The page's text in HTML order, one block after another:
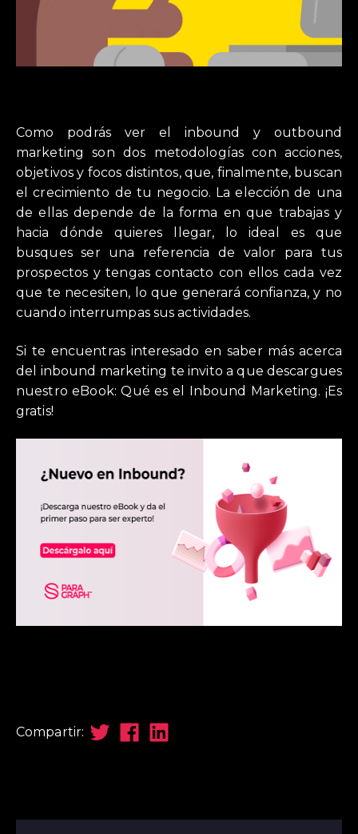
Como podrás ver el inbound y outbound
marketing son dos metodologías con acciones,
objetivos y focos distintos, que, finalmente, buscan
el crecimiento de tu negocio. La elección de una
de ellas depende de la forma en que trabajas y
hacia dónde quieres llegar, lo ideal es que
busques ser una referencia de valor para tus
prospectos y tengas contacto con ellos cada vez
que te necesiten, lo que generará confianza, y no
cuando interrumpas sus actividades.
Si te encuentras interesado en saber más acerca
del inbound marketing te invito a que descargues
nuestro eBook: Qué es el Inbound Marketing. ¡Es
gratis!
Compartir: